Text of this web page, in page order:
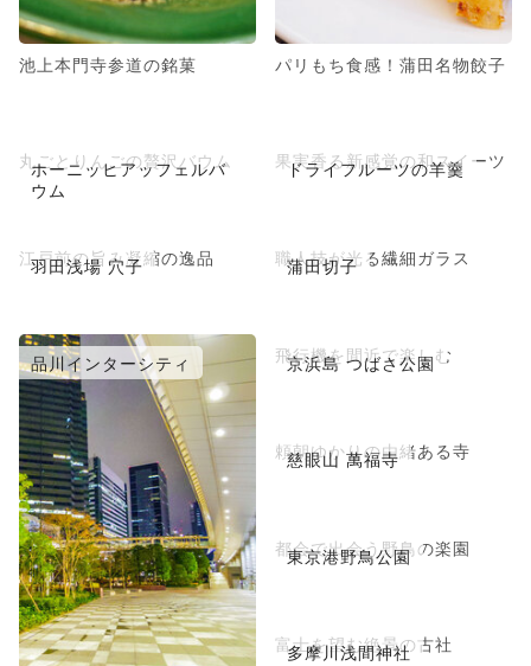
池上本門寺参道の銘菓 パリもち食感！蒲田名物餃子
ホーニッヒアッフェルバ
ウム
丸ごとりんごの贅沢バウム ドライフルーツの羊羹
果実香る新感覚の和スイーツ
羽田浅場 穴子
江戸前の旨み凝縮の逸品 蒲田切子
職人技が光る繊細ガラス
品川インターシティ 京浜島 つばさ公園
飛行機を間近で楽しむ
慈眼山 萬福寺
頼朝ゆかりの由緒ある寺
東京港野鳥公園
都会で出会う野鳥の楽園
多摩川浅間神社
富士を望む絶景の古社